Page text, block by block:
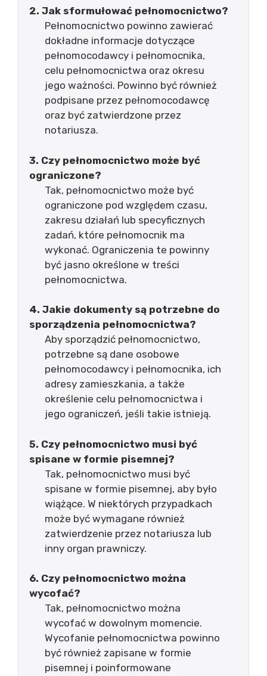
2. Jak sformułować pełnomocnictwo?
Pełnomocnictwo powinno zawierać
dokładne informacje dotyczące
pełnomocodawcy i pełnomocnika,
celu pełnomocnictwa oraz okresu
jego ważności. Powinno być również
podpisane przez pełnomocodawcę
oraz być zatwierdzone przez
notariusza.
3. Czy pełnomocnictwo może być
ograniczone?
Tak, pełnomocnictwo może być
ograniczone pod względem czasu,
zakresu działań lub specyficznych
zadań, które pełnomocnik ma
wykonać. Ograniczenia te powinny
być jasno określone w treści
pełnomocnictwa.
4. Jakie dokumenty są potrzebne do
sporządzenia pełnomocnictwa?
Aby sporządzić pełnomocnictwo,
potrzebne są dane osobowe
pełnomocodawcy i pełnomocnika, ich
adresy zamieszkania, a także
określenie celu pełnomocnictwa i
jego ograniczeń, jeśli takie istnieją.
5. Czy pełnomocnictwo musi być
spisane w formie pisemnej?
Tak, pełnomocnictwo musi być
spisane w formie pisemnej, aby było
wiążące. W niektórych przypadkach
może być wymagane również
zatwierdzenie przez notariusza lub
inny organ prawniczy.
6. Czy pełnomocnictwo można
wycofać?
Tak, pełnomocnictwo można
wycofać w dowolnym momencie.
Wycofanie pełnomocnictwa powinno
być również zapisane w formie
pisemnej i poinformowane